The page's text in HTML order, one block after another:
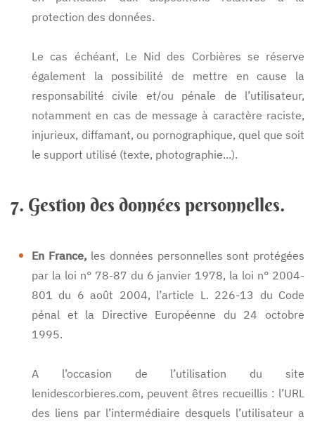
protection des données.
Le cas échéant, Le Nid des Corbières se réserve
également la possibilité de mettre en cause la
responsabilité civile et/ou pénale de l’utilisateur,
notamment en cas de message à caractère raciste,
injurieux, diffamant, ou pornographique, quel que soit
le support utilisé (texte, photographie...).
7. Gestion des données personnelles.
En France, les données personnelles sont protégées
par la loi n° 78-87 du 6 janvier 1978, la loi n° 2004-
801 du 6 août 2004, l’article L. 226-13 du Code
pénal et la Directive Européenne du 24 octobre
1995.
A l’occasion de l’utilisation du site
lenidescorbieres.com, peuvent êtres recueillis : l’URL
des liens par l’intermédiaire desquels l’utilisateur a